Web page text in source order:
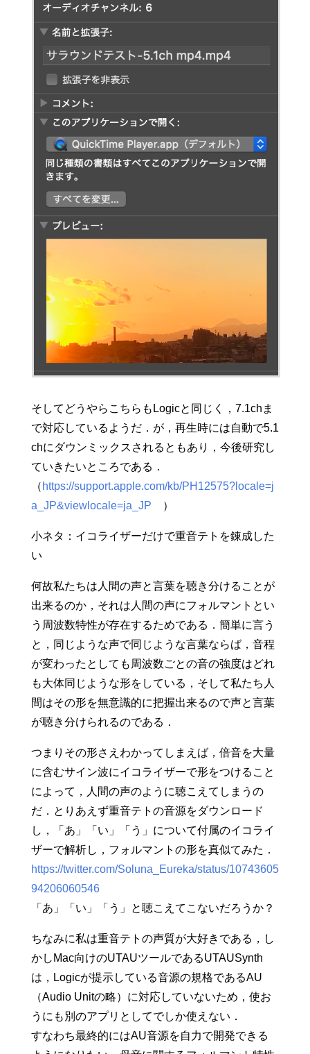
そしてどうやらこちらもLogicと同じく，7.1chま
で対応しているようだ．が，再生時には自動で5.1
chにダウンミックスされるともあり，今後研究し
ていきたいところである．
（ https://support.apple.com/kb/PH12575?locale=j
a_JP&viewlocale=ja_JP ）
小ネタ：イコライザーだけで重音テトを錬成した
い
何故私たちは人間の声と言葉を聴き分けることが
出来るのか，それは人間の声にフォルマントとい
う周波数特性が存在するためである．簡単に言う
と，同じような声で同じような言葉ならば，音程
が変わったとしても周波数ごとの音の強度はどれ
も大体同じような形をしている，そして私たち人
間はその形を無意識的に把握出来るので声と言葉
が聴き分けられるのである．
つまりその形さえわかってしまえば，倍音を大量
に含むサイン波にイコライザーで形をつけること
によって，人間の声のように聴こえてしまうの
だ．とりあえず重音テトの音源をダウンロード
し，「あ」「い」「う」について付属のイコライ
ザーで解析し，フォルマントの形を真似てみた．
https://twitter.com/Soluna_Eureka/status/10743605
94206060546
「あ」「い」「う」と聴こえてこないだろうか？
ちなみに私は重音テトの声質が大好きである，し
かしMac向けのUTAUツールであるUTAUSynth
は，Logicが提示している音源の規格であるAU
（Audio Unitの略）に対応していないため，使お
うにも別のアプリとしてでしか使えない．
すなわち最終的にはAU音源を自力で開発できる